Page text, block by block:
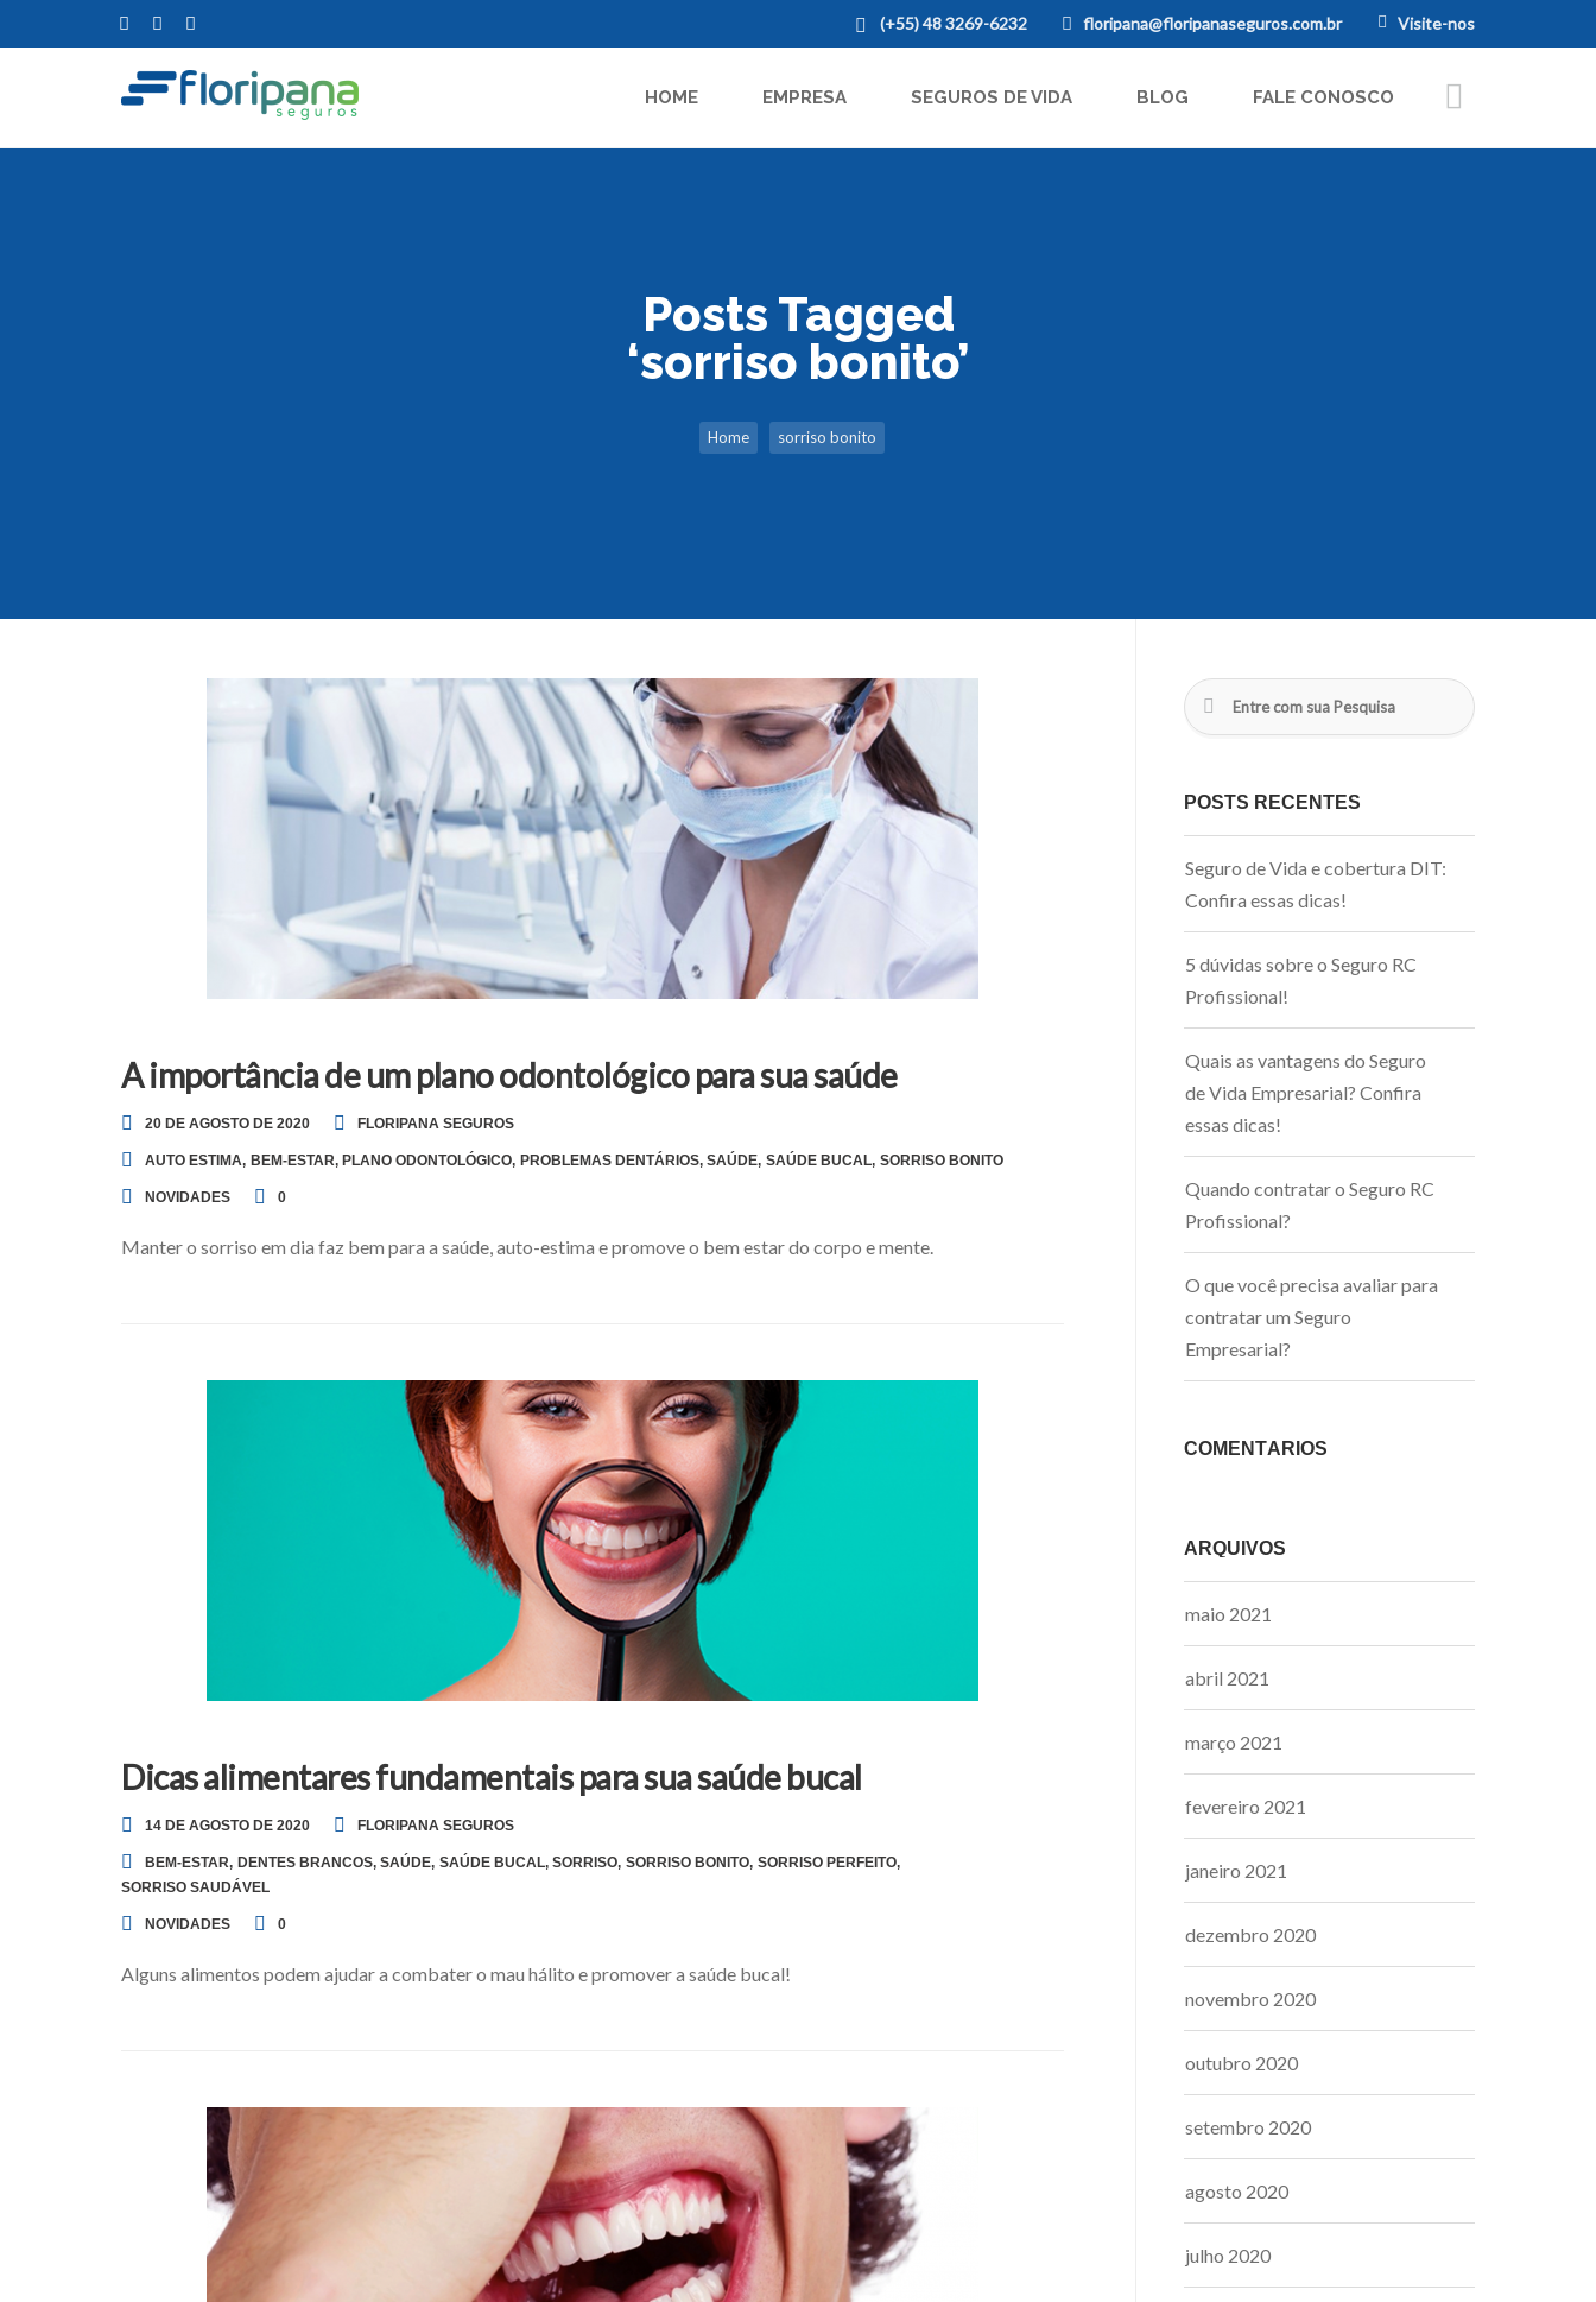
(+55) 48 3269-6232 floripana@floripanaseguros.com.br Visite-nos
HOME EMPRESA SEGUROS DE VIDA BLOG FALE CONOSCO
Posts Tagged
‘sorriso bonito’
Home sorriso bonito
A importância de um plano odontológico para sua saúde
20 DE AGOSTO DE 2020 FLORIPANA SEGUROS
AUTO ESTIMA, BEM-ESTAR, PLANO ODONTOLÓGICO, PROBLEMAS DENTÁRIOS, SAÚDE, SAÚDE BUCAL, SORRISO BONITO
NOVIDADES 0
Manter o sorriso em dia faz bem para a saúde, auto-estima e promove o bem estar do corpo e mente.
Dicas alimentares fundamentais para sua saúde bucal
14 DE AGOSTO DE 2020 FLORIPANA SEGUROS
BEM-ESTAR, DENTES BRANCOS, SAÚDE, SAÚDE BUCAL, SORRISO, SORRISO BONITO, SORRISO PERFEITO,
SORRISO SAUDÁVEL
NOVIDADES 0
Alguns alimentos podem ajudar a combater o mau hálito e promover a saúde bucal!
POSTS RECENTES
Seguro de Vida e cobertura DIT:
Confira essas dicas!
5 dúvidas sobre o Seguro RC
Profissional!
Quais as vantagens do Seguro
de Vida Empresarial? Confira
essas dicas!
Quando contratar o Seguro RC
Profissional?
O que você precisa avaliar para
contratar um Seguro
Empresarial?
COMENTÁRIOS
ARQUIVOS
maio 2021
abril 2021
março 2021
fevereiro 2021
janeiro 2021
dezembro 2020
novembro 2020
outubro 2020
setembro 2020
agosto 2020
julho 2020